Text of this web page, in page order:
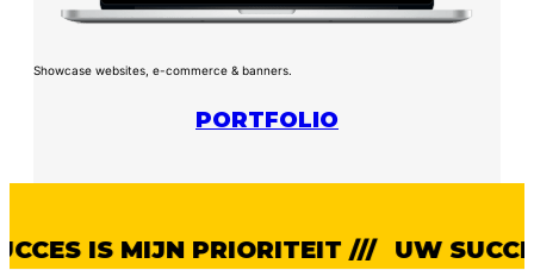
Showcase websites, e-commerce & banners.
PORTFOLIO
IS MIJN PRIORITEIT /// UW SUCCES